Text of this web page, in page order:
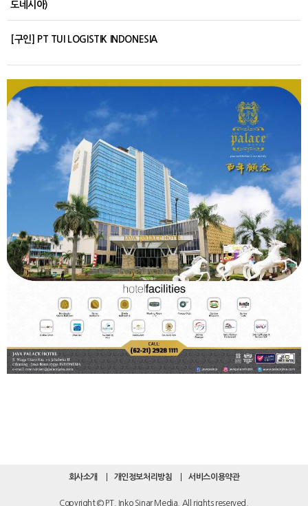
도네시아)
[구인] PT TUI LOGISTIK INDONESIA
회사소개 개인정보처리방침 서비스이용약관
Copyright © PT. Inko Sinar Media. All rights reserved.